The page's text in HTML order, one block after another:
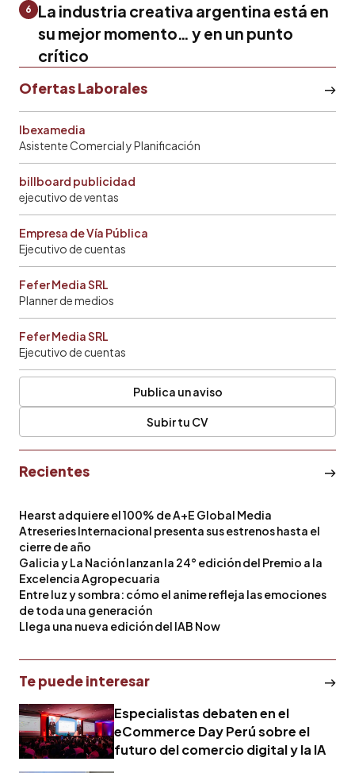
6
La industria creativa argentina está en
su mejor momento… y en un punto
crítico
Ofertas Laborales
Ibexamedia
Asistente Comercial y Planificación
billboard publicidad
ejecutivo de ventas
Empresa de Vía Pública
Ejecutivo de cuentas
Fefer Media SRL
Planner de medios
Fefer Media SRL
Ejecutivo de cuentas
Publica un aviso
Subir tu CV
Recientes
Hearst adquiere el 100% de A+E Global Media
Atreseries Internacional presenta sus estrenos hasta el
cierre de año
Galicia y La Nación lanzan la 24° edición del Premio a la
Excelencia Agropecuaria
Entre luz y sombra: cómo el anime refleja las emociones
de toda una generación
Llega una nueva edición del IAB Now
Te puede interesar
Especialistas debaten en el
eCommerce Day Perú sobre el
futuro del comercio digital y la IA